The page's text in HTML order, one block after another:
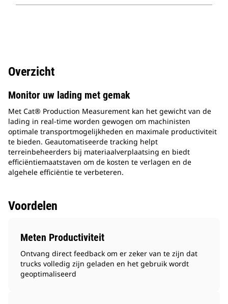
Overzicht
Monitor uw lading met gemak
Met Cat® Production Measurement kan het gewicht van de
lading in real-time worden gewogen om machinisten
optimale transportmogelijkheden en maximale productiviteit
te bieden. Geautomatiseerde tracking helpt
terreinbeheerders bij materiaalverplaatsing en biedt
efficiëntiemaatstaven om de kosten te verlagen en de
algehele efficiëntie te verbeteren.
Voordelen
Meten Productiviteit
Ontvang direct feedback om er zeker van te zijn dat
trucks volledig zijn geladen en het gebruik wordt
geoptimaliseerd